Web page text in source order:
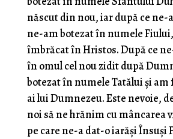
născut din nou, iar după ce ne-
ne-am botezat în numele
îmbrăcat în Hristos. După ce
în omul cel nou zidit după
botezat în numele Tatălui şi
ai lui Dumnezeu. Este nevoie,
noi să ne hrănim cu mâncarea
pe care ne-a dat-o iarăşi Însuşi